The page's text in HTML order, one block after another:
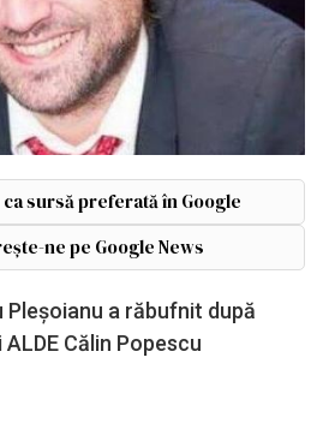
sursă preferată în Google
ne pe Google News
Pleșoianu a răbufnit după
Călin Popescu